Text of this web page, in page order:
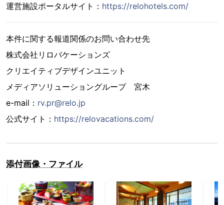
運営施設ポータルサイト： https://relohotels.com/
本件に関する報道関係のお問い合わせ先
株式会社リロバケーションズ
クリエイティブデザインユニット
メディアソリューショングループ 宮木
e-mail： rv.pr@relo.jp
公式サイト： https://relovacations.com/
添付画像・ファイル